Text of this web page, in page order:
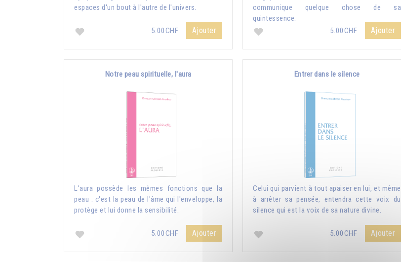
espaces d'un bout à l'autre de l'univers.
5.00CHF Ajouter
communique quelque chose de sa
quintessence.
5.00CHF
Ajouter
Notre peau spirituelle, l'aura
L'aura possède les mêmes fonctions que la
peau : c'est la peau de l'âme qui l'enveloppe, la
protège et lui donne la sensibilité.
5.00CHF Ajouter
Entrer dans le silence
Celui qui parvient à tout apaiser en lui, et même
à arrêter sa pensée, entendra cette voix du
silence qui est la voix de sa nature divine.
5.00CHF Ajouter